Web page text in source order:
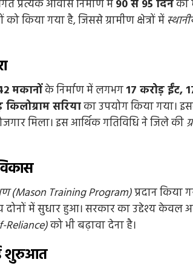
प्रत्येक आवास निर्माण में90 से 95 दिनकी
किया गया है, जिससे ग्रामीण क्षेत्रों में
मकानोंके निर्माण में लगभग17 करोड़ ईंट,
किलोग्राम सरियाका उपयोग किया गया।
मिला। इस आर्थिक गतिविधि ने जिले की
(Mason Training Program)प्रदान किया
में सुधार हुआ। सरकार का उद्देश्य केवल
Reliance)को भी बढ़ावा देना है।
शुरुआत